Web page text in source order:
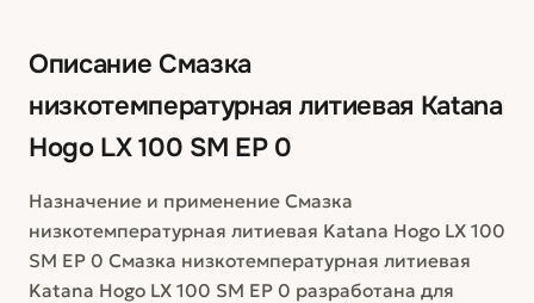
Описание Смазка
низкотемпературная литиевая Katana
Hogo LX 100 SM EP 0
Назначение и применение Смазка
низкотемпературная литиевая Katana Hogo LX 100
SM EP 0 Смазка низкотемпературная литиевая
Katana Hogo LX 100 SM EP 0 разработана для